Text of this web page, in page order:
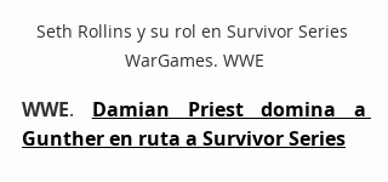
Seth Rollins y su rol en Survivor Series
WarGames. WWE
WWE. Damian Priest domina a
Gunther en ruta a Survivor Series